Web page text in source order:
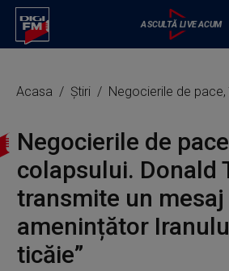
Acasa Știri Negocierile de pace, în pragul colapsului. Donald Trump
Negocierile de
colapsului. Donald
transmite un mesaj
amenințător
ticăie”